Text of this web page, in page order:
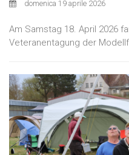
domenica 19 aprile 2026
Am Samstag 18. April 2026
Veteranentagung der